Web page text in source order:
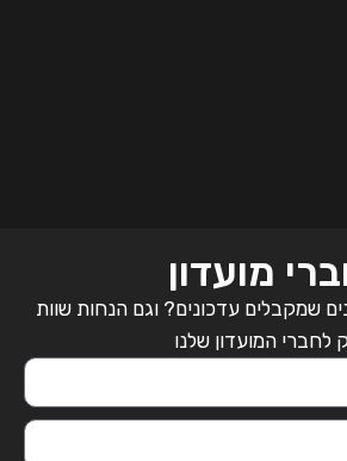
מועדון
שמקבלים עדכונים? וגם הנחות שוות
לחברי המועדון שלנו